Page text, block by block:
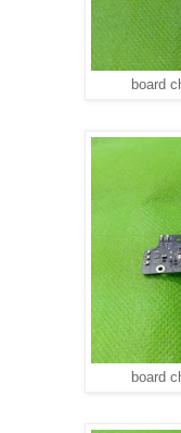
board
board